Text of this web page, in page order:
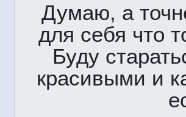
Думаю, а
для себя что
Буду
красивыми и